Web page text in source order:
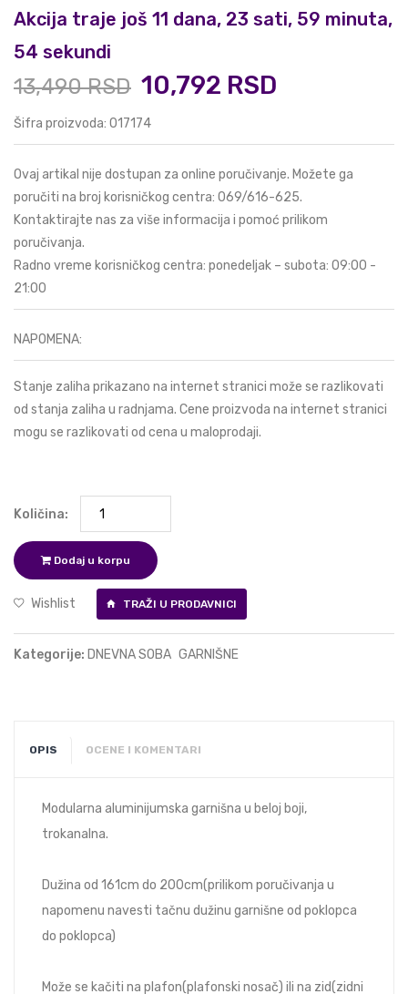
Akcija traje još 11 dana, 23 sati, 59 minuta,
53 sekundi
13,490 RSD 10,792 RSD
Šifra proizvoda: 017174
Ovaj artikal nije dostupan za online poručivanje. Možete ga
poručiti na broj korisničkog centra: 069/616-625.
Kontaktirajte nas za više informacija i pomoć prilikom
poručivanja.
Radno vreme korisničkog centra: ponedeljak – subota: 09:00 -
21:00
NAPOMENA:
Stanje zaliha prikazano na internet stranici može se razlikovati
od stanja zaliha u radnjama. Cene proizvoda na internet stranici
mogu se razlikovati od cena u maloprodaji.
Količina:
Dodaj u korpu
Wishlist TRAŽI U PRODAVNICI
Kategorije: DNEVNA SOBA GARNIŠNE
OPIS OCENE I KOMENTARI
Modularna aluminijumska garnišna u beloj boji,
trokanalna.
Dužina od 161cm do 200cm(prilikom poručivanja u
napomenu navesti tačnu dužinu garnišne od poklopca
do poklopca)
Može se kačiti na plafon(plafonski nosač) ili na zid(zidni